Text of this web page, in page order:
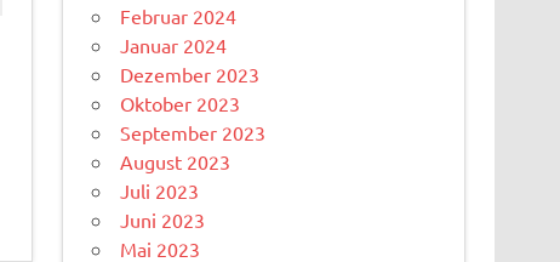
Februar 2024
Januar 2024
Dezember 2023
Oktober 2023
September 2023
August 2023
Juli 2023
Juni 2023
Mai 2023